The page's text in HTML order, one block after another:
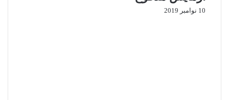
10 نوامبر 2019